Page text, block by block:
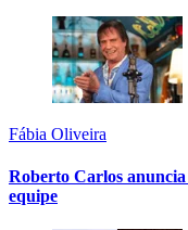
Fábia Oliveira
Roberto Carlos
equipe